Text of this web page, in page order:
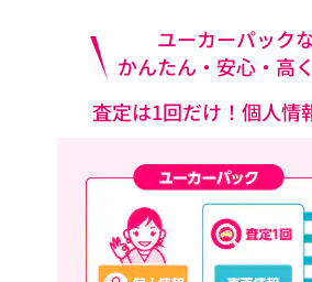
ユーカーパック
かんたん・安心・高
査定は1回だけ！個人情